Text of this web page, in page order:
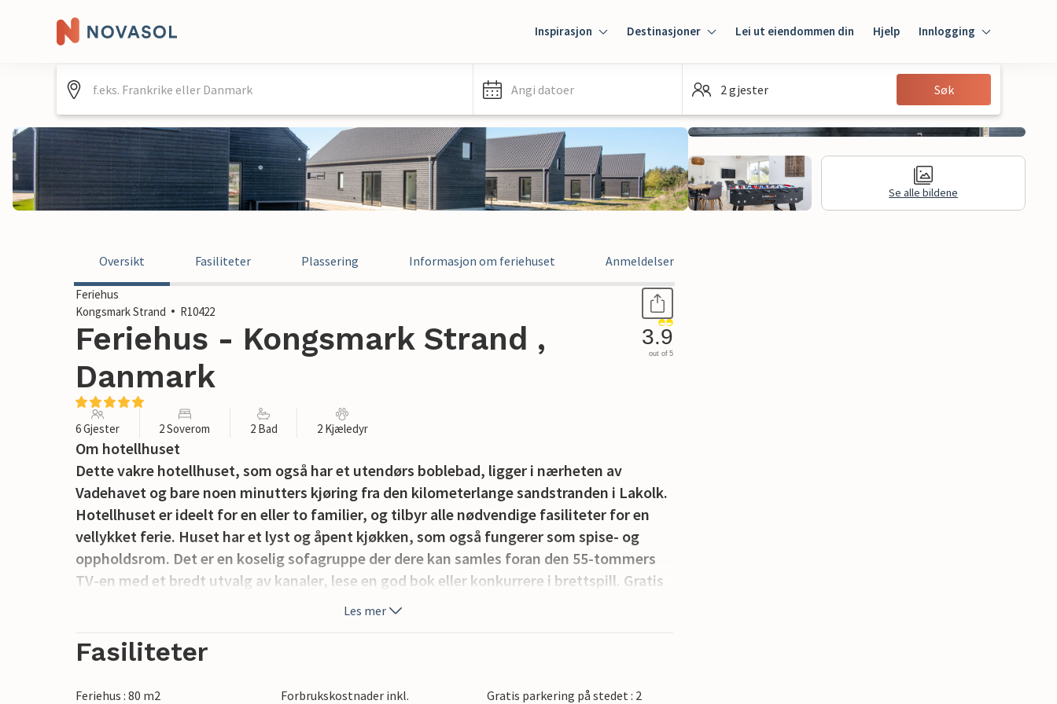
Inspirasjon Destinasjoner Lei ut eiendommen din Hjelp Innlogging
Innlogging
Gjest
Angi datoer 2 gjester Søk
Se alle bildene
Oversikt Fasiliteter Plassering Informasjon om feriehuset Anmeldelser
Feriehus
Kongsmark Strand
R10422
Feriehus - Kongsmark Strand ,
Danmark
3.9
out of 5
6 Gjester 2 Soverom 2 Bad 2 Kjæledyr
Om hotellhuset
Dette vakre hotellhuset, som også har et utendørs boblebad, ligger i nærheten av
Vadehavet og bare noen minutters kjøring fra den kilometerlange sandstranden i Lakolk.
Hotellhuset er ideelt for en eller to familier, og tilbyr alle nødvendige fasiliteter for en
vellykket ferie. Huset har et lyst og åpent kjøkken, som også fungerer som spise- og
oppholdsrom. Det er en koselig sofagruppe der dere kan samles foran den 55-tommers
TV-en med et bredt utvalg av kanaler, lese en god bok eller konkurrere i brettspill. Gratis
direkte tilgang til en hems med ekstra soveplass, ideelt for familier eller grupper som
For de mer konkurranseinnstilte er det rikelig med underholdningsmuligheter inne,
Les mer
Fasiliteter
Feriehus : 80 m2 Forbrukskostnader inkl.
Gratis parkering på stedet : 2